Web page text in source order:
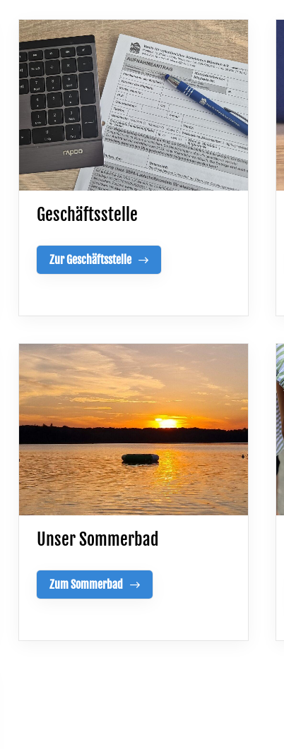
Geschäftsstelle
Zur Geschäftsstelle
Unser Sommerbad
Zum Sommerbad